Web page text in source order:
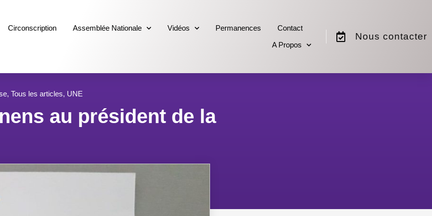
Circonscription Assemblée Nationale Vidéos Permanences
Contact
A Propos
Nous contacter
, Tous les articles, UNE
au président de la